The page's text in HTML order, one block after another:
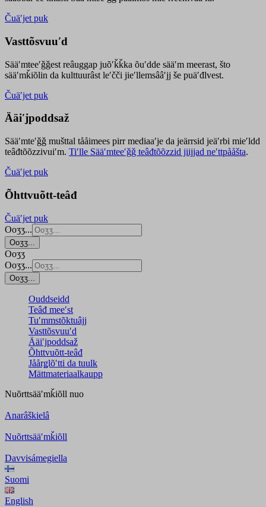
Čuäʹjet puk
Vasttõsvuuʹd
Sääʹmteeʹǧǧest reâuggap juõʹǩǩka õuʹdde sääʹm meerast, što
sääʹmǩiõlin da kulttuurâst leʹčči jieʹllemsââʹjj še puäʹđlvest.
Čuäʹjet puk
Ääiʹjpoddsaž
Sääʹmteʹǧǧ mušttal tååimees pirr mediaaʹje da jeärrsid jeäʹrbi mieʹldd
teâđtõõzzivuiʹm. Tiʹlle Sääʹmteeʹǧǧ teâđtõõzzid jiijjad neʹttpååšta.
Čuäʹjet puk
Õhttvuõtt-teâđ
Čuäʹjet puk
Ooʒʒ...
Ooʒʒ...
Ooʒʒ
Ooʒʒ...
Ooʒʒ...
Ouddseidd
Teâđ meeʹst
Tuʹmmstõktuâjj
Vasttõsvuuʹd
Ääiʹjpoddsaž
Õhttvuõtt-teâđ
Jåårǥlõʹtti da tuulk
Mättmateriaalkaupp
Nuõrttsääʹmǩiõll nuo
Anarâškielâ
Nuõrttsääʹmǩiõll
Davvisámegiella
Suomi
English